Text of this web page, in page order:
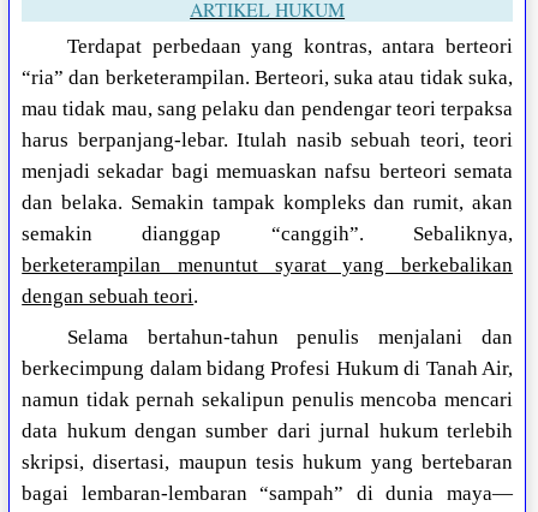
ARTIKEL HUKUM
Terdapat perbedaan yang kontras, antara berteori
“ria” dan berketerampilan. Berteori, suka atau tidak suka,
mau tidak mau, sang pelaku dan pendengar teori terpaksa
harus berpanjang-lebar. Itulah nasib sebuah teori, teori
menjadi sekadar bagi memuaskan nafsu berteori semata
dan belaka. Semakin tampak kompleks dan rumit, akan
semakin dianggap “canggih”. Sebaliknya,
berketerampilan menuntut syarat yang berkebalikan
dengan sebuah teori.
Selama bertahun-tahun penulis menjalani dan
berkecimpung dalam bidang Profesi Hukum di Tanah Air,
namun tidak pernah sekalipun penulis mencoba mencari
data hukum dengan sumber dari jurnal hukum terlebih
skripsi, disertasi, maupun tesis hukum yang bertebaran
bagai lembaran-lembaran “sampah” di dunia maya—